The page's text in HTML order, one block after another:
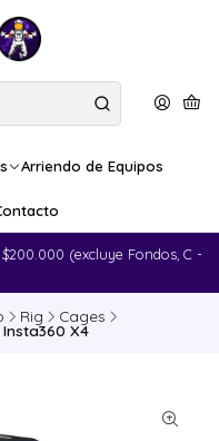
Arriendo de Equipos
(excluye Fondos, C -
Rig Cages
X4